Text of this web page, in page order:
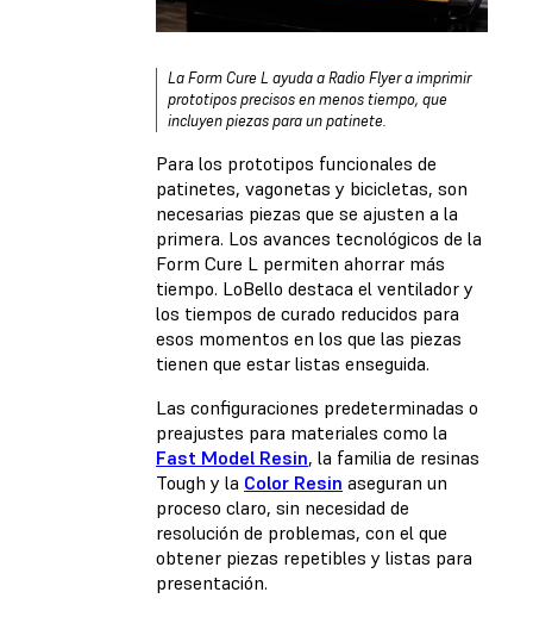
La Form Cure L ayuda a Radio Flyer a imprimir
prototipos precisos en menos tiempo, que
incluyen piezas para un patinete.
Para los prototipos funcionales de
patinetes, vagonetas y bicicletas, son
necesarias piezas que se ajusten a la
primera. Los avances tecnológicos de la
Form Cure L permiten ahorrar más
tiempo. LoBello destaca el ventilador y
los tiempos de curado reducidos para
esos momentos en los que las piezas
tienen que estar listas enseguida.
Las configuraciones predeterminadas o
preajustes para materiales como la
Fast Model Resin, la familia de resinas
Tough y la Color Resin aseguran un
proceso claro, sin necesidad de
resolución de problemas, con el que
obtener piezas repetibles y listas para
presentación.